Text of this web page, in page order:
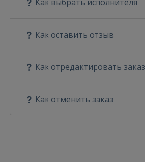
Как выбрать исполнителя
Как оставить отзыв
Как отредактировать заказ
Как отменить заказ